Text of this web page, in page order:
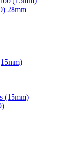
28mm
(15mm)